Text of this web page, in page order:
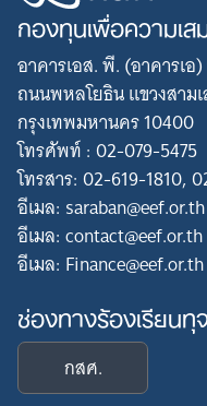
กองทุนเพื่อความเ
อาคารเอส. พี. (อาคารเอ
ถนนพหลโยธิน แขวงสาม
กรุงเทพมหานคร 10400
โทรศัพท์ : 02-079-5475
โทรสาร: 02-619-1810,
อีเมล:
อีเมล:
อีเมล:
ช่องทางร้องเรียนทุ
กสศ.